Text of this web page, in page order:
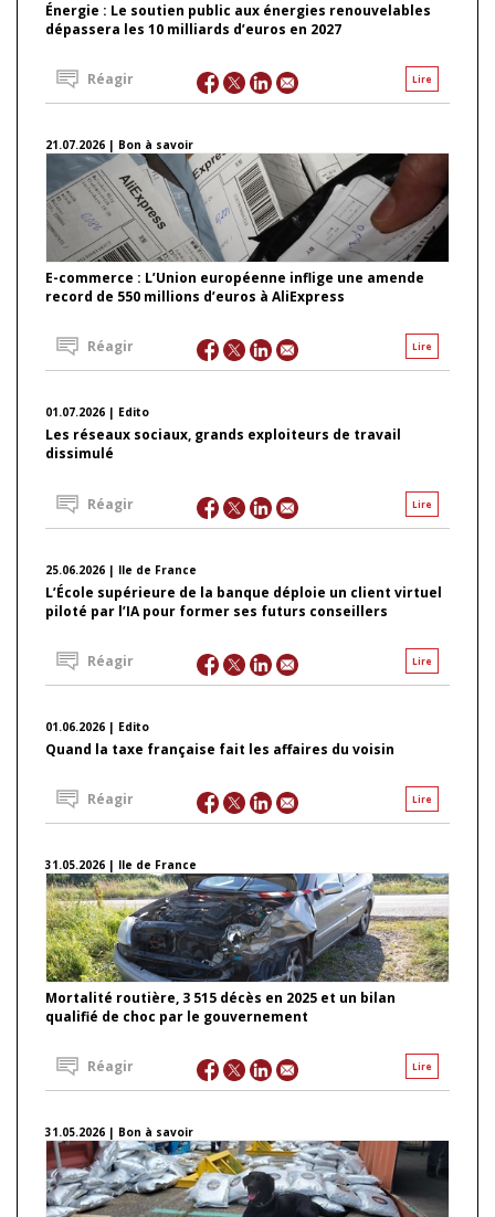
Énergie : Le soutien public aux énergies renouvelables
dépassera les 10 milliards d’euros en 2027
Lire
Réagir
21.07.2026 | Bon à savoir
E-commerce : L’Union européenne inflige une amende
record de 550 millions d’euros à AliExpress
Lire
Réagir
01.07.2026 | Edito
Les réseaux sociaux, grands exploiteurs de travail
dissimulé
Lire
Réagir
25.06.2026 | Ile de France
L’École supérieure de la banque déploie un client virtuel
piloté par l’IA pour former ses futurs conseillers
Lire
Réagir
01.06.2026 | Edito
Quand la taxe française fait les affaires du voisin
Lire
Réagir
31.05.2026 | Ile de France
Mortalité routière, 3 515 décès en 2025 et un bilan
qualifié de choc par le gouvernement
Lire
Réagir
31.05.2026 | Bon à savoir